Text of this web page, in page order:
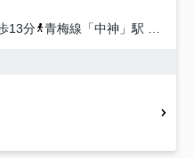
13分 青梅線 「中神 」駅 徒歩28分